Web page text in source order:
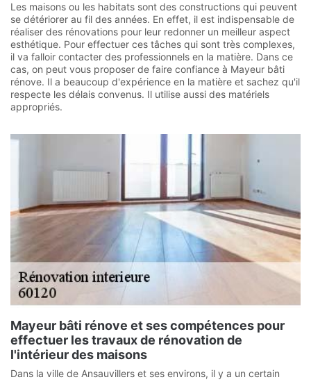
Les maisons ou les habitats sont des constructions qui peuvent
se détériorer au fil des années. En effet, il est indispensable de
réaliser des rénovations pour leur redonner un meilleur aspect
esthétique. Pour effectuer ces tâches qui sont très complexes,
il va falloir contacter des professionnels en la matière. Dans ce
cas, on peut vous proposer de faire confiance à Mayeur bâti
rénove. Il a beaucoup d'expérience en la matière et sachez qu'il
respecte les délais convenus. Il utilise aussi des matériels
appropriés.
Mayeur bâti rénove et ses compétences pour
effectuer les travaux de rénovation de
l'intérieur des maisons
Dans la ville de Ansauvillers et ses environs, il y a un certain